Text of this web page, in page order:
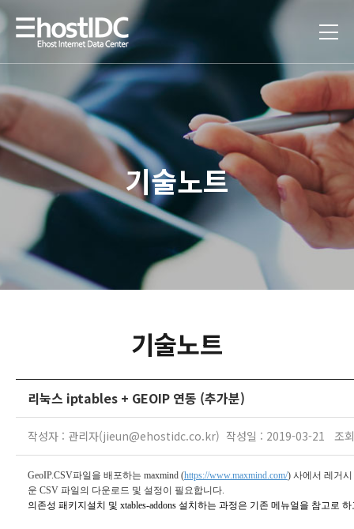
기술노트
기술노트
리눅스 iptables + GEOIP 연동 (추가분)
작성자 : 관리자(jieun@ehostidc.co.kr) 작성일 : 2019-03-21 조
GeoIP.CSV파일을 배포하는 maxmind (https://www.maxmind.com/) 사에서 레거
운 CSV 파일의 다운로드 및 설정이 필요합니다.
의존성 패키지설치 및 xtables-addons 설치 하는 과정은 기존 메뉴얼을 참고로